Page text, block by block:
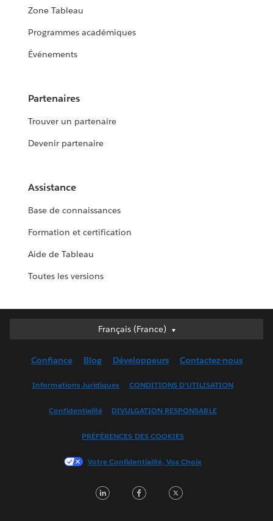
Zone Tableau
Programmes académiques
Événements
Partenaires
Trouver un partenaire
Devenir partenaire
Assistance
Base de connaissances
Formation et certification
Aide de Tableau
Toutes les versions
Français (France)
Français (France)
English (UK)
Français (Canada)
한국어
Português
Confiance Blog Développeurs Contactez-nous
Informations Juridiques CONDITIONS D'UTILISATION
Confidentialité DIVULGATION RESPONSABLE
PRÉFÉRENCES DES COOKIES
Votre Confidentialité, Vos Choix
LinkedInFacebook